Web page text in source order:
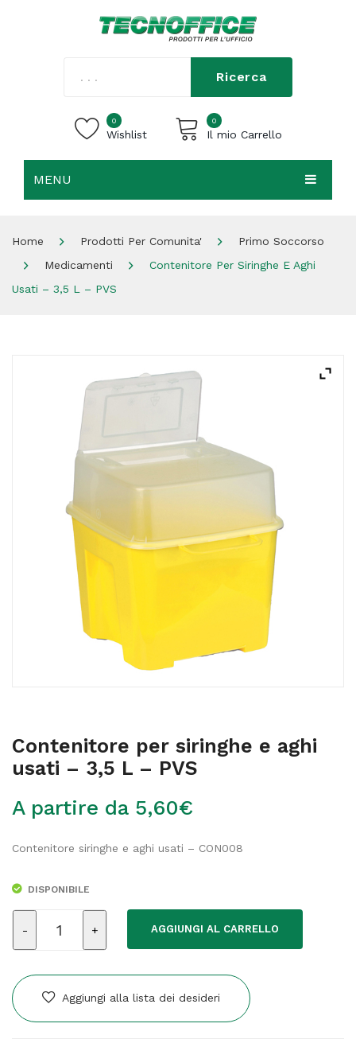
Ricerca
0
Wishlist
0
Il mio Carrello
MENU
SHOP
ACQUISTATI
WISHLIST
Home Prodotti Per Comunita'
Primo Soccorso
Medicamenti
Contenitore Per Siringhe E Aghi
Usati – 3,5 L – PVS
Contenitore per siringhe e aghi
usati – 3,5 L – PVS
A partire da 5,60€
Contenitore siringhe e aghi usati – CON008
DISPONIBILE
e
aghi
AGGIUNGI AL CARRELLO
Aggiungi alla lista dei desideri